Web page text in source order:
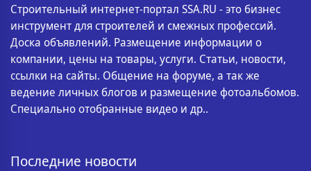
Строительный интернет-портал SSA.RU - это бизнес
инструмент для строителей и смежных профессий.
Доска объявлений. Размещение информации о
компании, цены на товары, услуги. Статьи, новости,
ссылки на сайты. Общение на форуме, а так же
ведение личных блогов и размещение фотоальбомов.
Специально отобранные видео и др..
Последние новости